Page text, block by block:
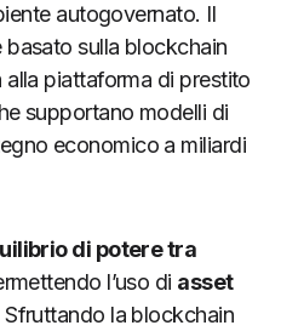
autogovernato. Il
sulla blockchain
piattaforma di prestito
supportano modelli di
economico a miliardi
di potere tra
l’uso di asset
Sfruttando la blockchain